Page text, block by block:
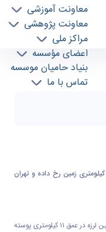
معاونت آموزشی
معاونت پژوهشی
مراکز ملی
اعضای مؤسسه
بنیاد حامیان موسسه
تماس با ما
رئیس موسسه ژئوفیزیک دانشگاه تهران، احساس لرزش زمین توسط شهروندان تهرانی در سحرگاه امروز را مربوط به زلزله ۴.۸ ریشتری گرمسار دانست و گفت: از آنجا که این زمین لرزه در عمق ۱۱ کیلومتری زمین رخ داده و تهران
، زمین‌لرزه‌ای به بزرگی ۴.۸ ریشتر، ساعت ۵ و ۱۶ دقیقه صبح امروز، یکشنبه ۱۳ آبان ماه، حوالی گرمسار واقع در مرز استان‌های سمنان و تهران را لرزاند. طبق گزارش مرکز لرزه‌نگاری کشور، این زمین لرزه در عمق ۱۱ کیلومتری پوسته